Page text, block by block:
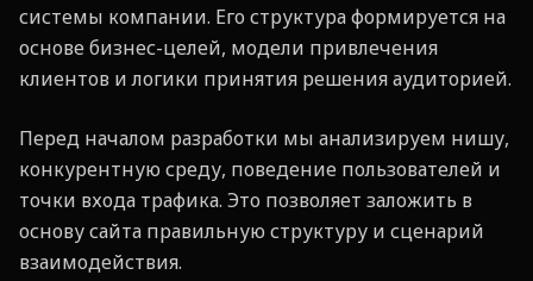
системы компании. Его структура формируется на
основе бизнес-целей, модели привлечения
клиентов и логики принятия решения аудиторией.
Перед началом разработки мы анализируем нишу,
конкурентную среду, поведение пользователей и
точки входа трафика. Это позволяет заложить в
основу сайта правильную структуру и сценарий
взаимодействия.